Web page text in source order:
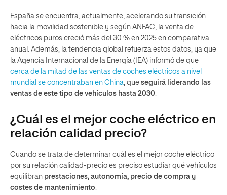
España se encuentra, actualmente, acelerando su transición
hacia la movilidad sostenible y según ANFAC, la venta de
eléctricos puros creció más del 30 % en 2025 en comparativa
anual. Además, la tendencia global refuerza estos datos, ya que
la Agencia Internacional de la Energía (IEA) informó de que
cerca de la mitad de las ventas de coches eléctricos a nivel
mundial se concentraban en China , que seguirá liderando las
ventas de este tipo de vehículos hasta 2030
¿Cuál es el mejor coche eléctrico en
relación calidad precio?
Cuando se trata de determinar cuál es el mejor coche eléctrico
por su relación calidad-precio es preciso estudiar qué vehículos
equilibran prestaciones, autonomía, precio de compra y
costes de mantenimiento